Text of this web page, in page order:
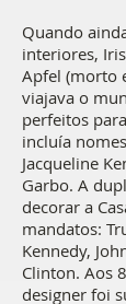
Quando
interiores,
Apfel (morto
viajava o
perfeitos
incluía
Jacqueline
Garbo. A
decorar a
mandatos:
Kennedy,
Clinton. Aos
designer foi